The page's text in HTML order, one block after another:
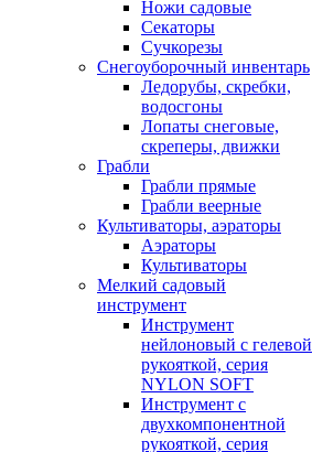
Ножи садовые
Секаторы
Сучкорезы
Снегоуборочный инвентарь
Ледорубы, скребки,
водосгоны
Лопаты снеговые,
скреперы, движки
Грабли
Грабли прямые
Грабли веерные
Культиваторы, аэраторы
Аэраторы
Культиваторы
Мелкий садовый
инструмент
Инструмент
нейлоновый с гелевой
рукояткой, серия
NYLON SOFT
Инструмент с
двухкомпонентной
рукояткой, серия